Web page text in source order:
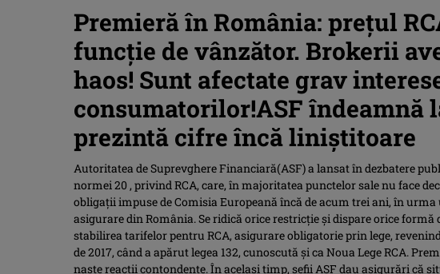
Premieră în România: prețul
funcție de vânzător. Brokerii
haos! Sunt afectate grav
consumatorilor!ASF îndeamnă
prezintă cifre încă liniștitoare
Autoritatea de Suprevghere Financiară(ASF) a lansat în dezbatere
normei 20 , privind RCA, care, în majoritatea punctelor sale nu face
obligații impuse de Comisia Europeană încă de acum trei ani, în
asigurare din România. Se ridică orice restricție și dispare orice formă
stabilirea tarifelor pentru RCA, asigurare obligatorie prin lege,
de 2017, când a apărut legea 132, cunoscută și ca Noua Lege RCA.
naște reacții contondente. În același timp, șefii ASF dau asigurări că